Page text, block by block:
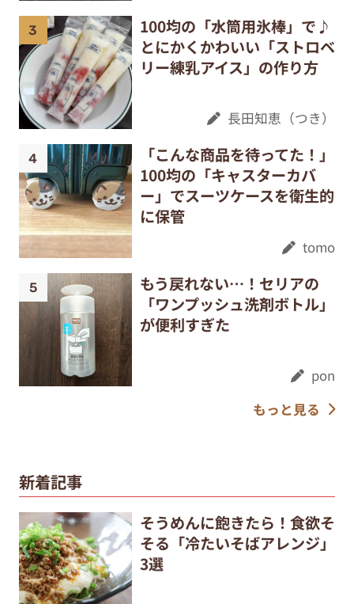
100均の「水筒用氷棒」で♪
とにかくかわいい「ストロベ
リー練乳アイス」の作り方
長田知恵（つき）
「こんな商品を待ってた！」
100均の「キャスターカバ
ー」でスーツケースを衛生的
に保管
tomo
もう戻れない…！セリアの
「ワンプッシュ洗剤ボトル」
が便利すぎた
pon
もっと見る
新着記事
そうめんに飽きたら！食欲そ
そる「冷たいそばアレンジ」
3選